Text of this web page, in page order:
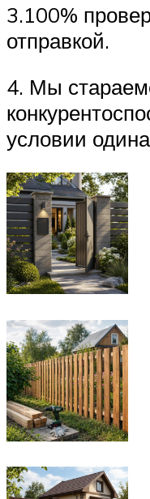
3.100%
отправкой.
4. Мы
условии